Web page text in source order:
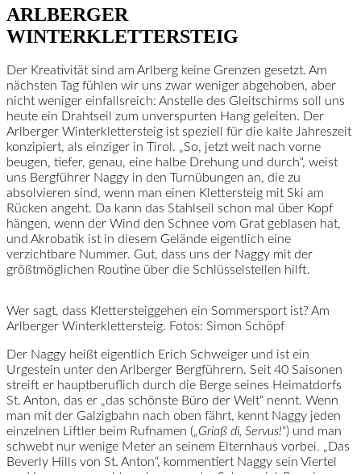
ARLBERGER
WINTERKLETTERSTEIG
Der Kreativität sind am Arlberg keine Grenzen gesetzt. Am
nächsten Tag fühlen wir uns zwar weniger abgehoben, aber
nicht weniger einfallsreich: Anstelle des Gleitschirms soll uns
heute ein Drahtseil zum unverspurten Hang geleiten. Der
Arlberger Winterklettersteig ist speziell für die kalte Jahreszeit
konzipiert, als einziger in Tirol. „So, jetzt weit nach vorne
beugen, tiefer, genau, eine halbe Drehung und durch“, weist
uns Bergführer Naggy in den Turnübungen an, die zu
absolvieren sind, wenn man einen Klettersteig mit Ski am
Rücken angeht. Da kann das Stahlseil schon mal über Kopf
hängen, wenn der Wind den Schnee vom Grat geblasen hat,
und Akrobatik ist in diesem Gelände eigentlich eine
verzichtbare Nummer. Gut, dass uns der Naggy mit der
größtmöglichen Routine über die Schlüsselstellen hilft.
Wer sagt, dass Klettersteiggehen ein Sommersport ist? Am
Arlberger Winterklettersteig. Fotos: Simon Schöpf
Der Naggy heißt eigentlich Erich Schweiger und ist ein
Urgestein unter den Arlberger Bergführern. Seit 40 Saisonen
streift er hauptberuflich durch die Berge seines Heimatdorfs
St. Anton, das er „das schönste Büro der Welt“ nennt. Wenn
man mit der Galzigbahn nach oben fährt, kennt Naggy jeden
einzelnen Liftler beim Rufnamen („Griaß di, Servus!“) und man
schwebt nur wenige Meter an seinem Elternhaus vorbei. „Das
Beverly Hills von St. Anton“, kommentiert Naggy sein Viertel